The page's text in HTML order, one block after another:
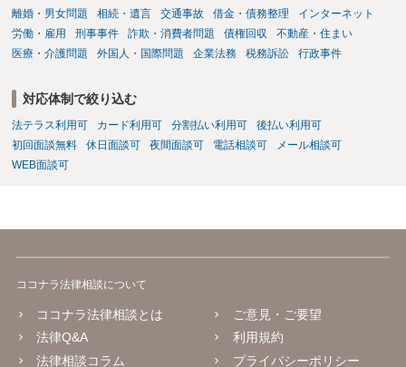
離婚・男女問題 相続・遺言 交通事故 借金・債務整理
インターネット
労働・雇用
刑事事件 詐欺・消費者問題 債権回収
不動産・住まい
医療・介護問題
外国人・国際問題 企業法務 税務訴訟 行政事件
対応体制で絞り込む
法テラス利用可 カード利用可 分割払い利用可
後払い利用可
初回面談無料
休日面談可 夜間面談可 電話相談可
メール相談可
WEB面談可
ココナラ法律相談について
ココナラ法律相談とは
法律Q&A
法律相談コラム
ご意見・ご要望
利用規約
プライバシーポリシー